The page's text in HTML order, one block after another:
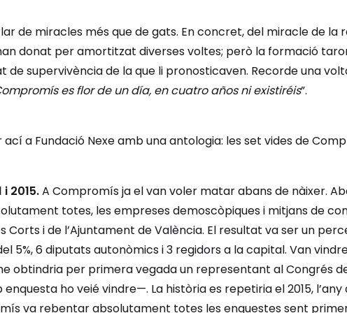
de miracles més que de gats. En concret, del miracle de la
donat per amortitzat diverses voltes; però la formació
supervivència de la que li pronosticaven. Recorde una
es flor de un día, en cuatro años ni existiréis”.
a Fundació Nexe amb una antologia: les set vides de
i 2015.A Compromís ja el van voler matar abans de nàixer.
totes, les empreses demoscòpiques i mitjans de
Corts i de l’Ajuntament de València. El resultat va ser un
5%, 6 diputats autonòmics i 3 regidors a la capital. Van
obtindria per primera vegada un representant al Congrés
ho veié vindre—. La història es repetiria el 2015, l’any
va rebentar absolutament totes les enquestes sent